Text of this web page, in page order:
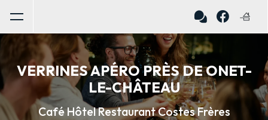
VERRINES APÉRO PRÈS DE ONET-
LE-CHÂTEAU
Café Hôtel Restaurant Costes Frères